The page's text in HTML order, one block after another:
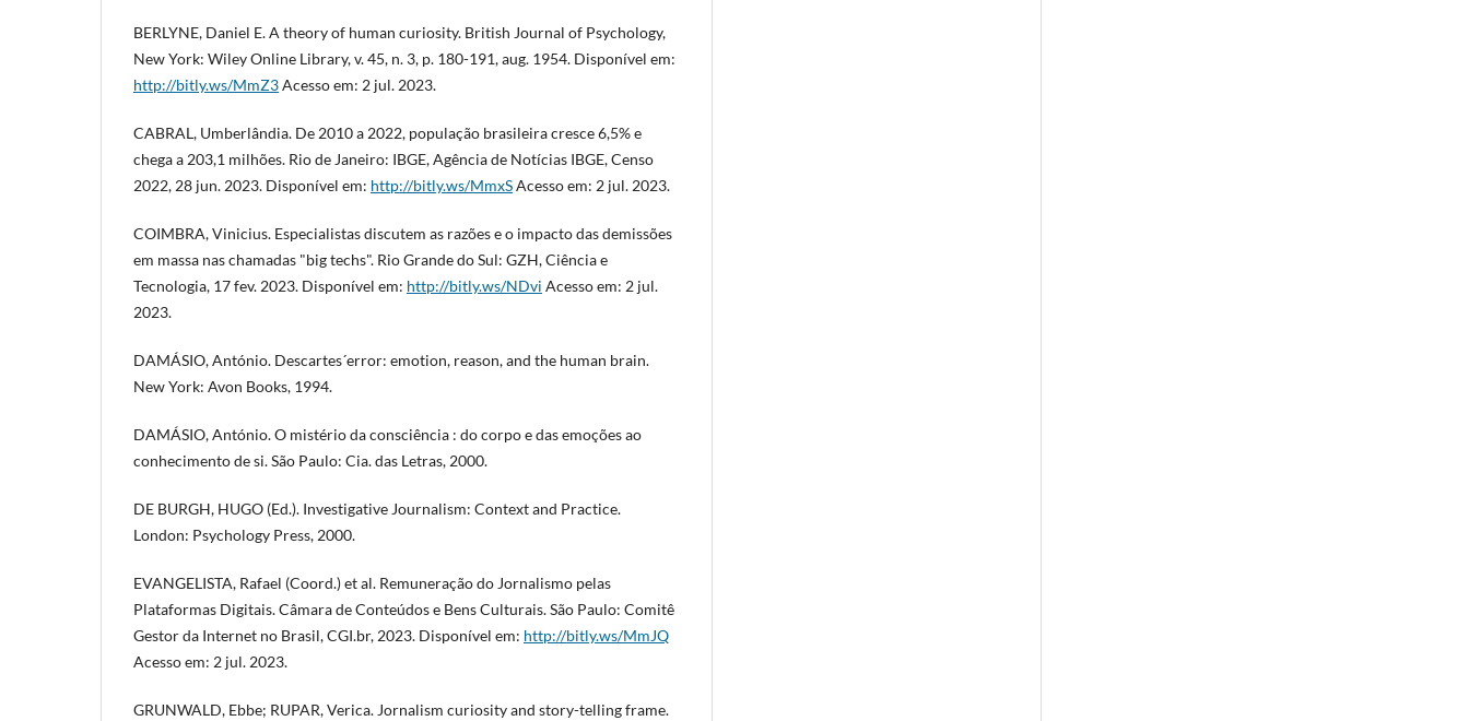
BERLYNE, Daniel E. A theory of human curiosity. British Journal of Psychology,
New York: Wiley Online Library, v. 45, n. 3, p. 180-191, aug. 1954. Disponível em:
http://bitly.ws/MmZ3Acesso em: 2 jul. 2023.
CABRAL, Umberlândia. De 2010 a 2022, população brasileira cresce 6,5% e
chega a 203,1 milhões. Rio de Janeiro: IBGE, Agência de Notícias IBGE, Censo
2022, 28 jun. 2023. Disponível em: http://bitly.ws/MmxSAcesso em: 2 jul. 2023.
COIMBRA, Vinicius. Especialistas discutem as razões e o impacto das demissões
em massa nas chamadas "big techs". Rio Grande do Sul: GZH, Ciência e
Tecnologia, 17 fev. 2023. Disponível em: http://bitly.ws/NDvi Acesso em: 2 jul.
2023.
DAMÁSIO, António. Descartes´error: emotion, reason, and the human brain.
New York: Avon Books, 1994.
DAMÁSIO, António. O mistério da consciência : do corpo e das emoções ao
conhecimento de si. São Paulo: Cia. das Letras, 2000.
DE BURGH, HUGO (Ed.). Investigative Journalism: Context and Practice.
London: Psychology Press, 2000.
EVANGELISTA, Rafael (Coord.) et al. Remuneração do Jornalismo pelas
Plataformas Digitais. Câmara de Conteúdos e Bens Culturais. São Paulo: Comitê
Gestor da Internet no Brasil, CGI.br, 2023. Disponível em: http://bitly.ws/MmJQ
Acesso em: 2 jul. 2023.
GRUNWALD, Ebbe; RUPAR, Verica. Jornalism curiosity and story-telling frame.